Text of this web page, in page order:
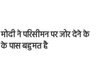
ने परिसीमन पर जोर देने के
पास बहुमत है